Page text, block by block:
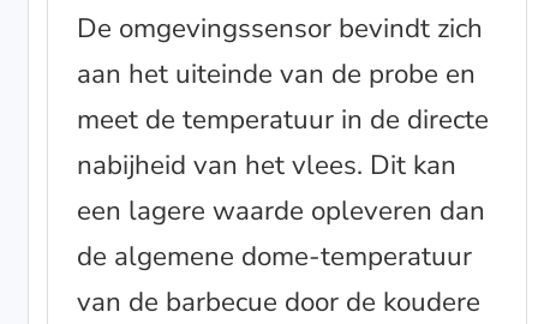
De omgevingssensor bevindt zich
aan het uiteinde van de probe en
meet de temperatuur in de directe
nabijheid van het vlees. Dit kan
een lagere waarde opleveren dan
de algemene dome-temperatuur
van de barbecue door de koudere